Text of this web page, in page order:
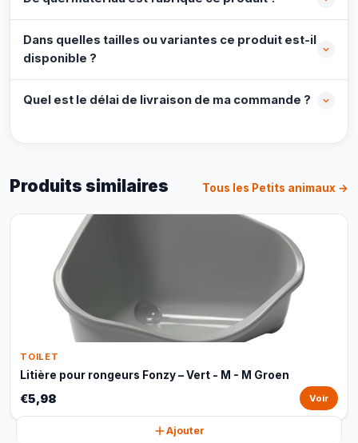
Dans quelles tailles ou variantes ce produit est-il
disponible ?
Quel est le délai de livraison de ma commande ?
Produits similaires Tous les Petits animaux →
TOILET
Litière pour rongeurs Fonzy – Vert - M - M Groen
€5,98 Voir
Ajouter